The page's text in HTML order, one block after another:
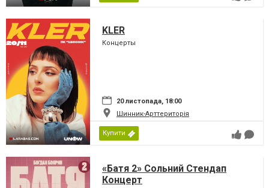
KLER
Концерты
20 листопада, 18:00
Шинник-Арттериторія
Купити
«Батя 2» Сольний Стендап
Концерт